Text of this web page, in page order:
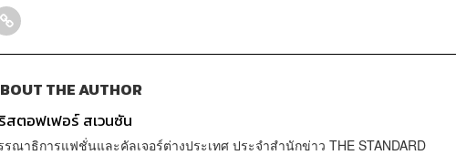
THE AUTHOR
สตอฟเฟอร์ สเวนซัน
รณาธิการแฟชั่นและคัลเจอร์ต่างประเทศ ประจำสำนักข่าว THE STANDARD